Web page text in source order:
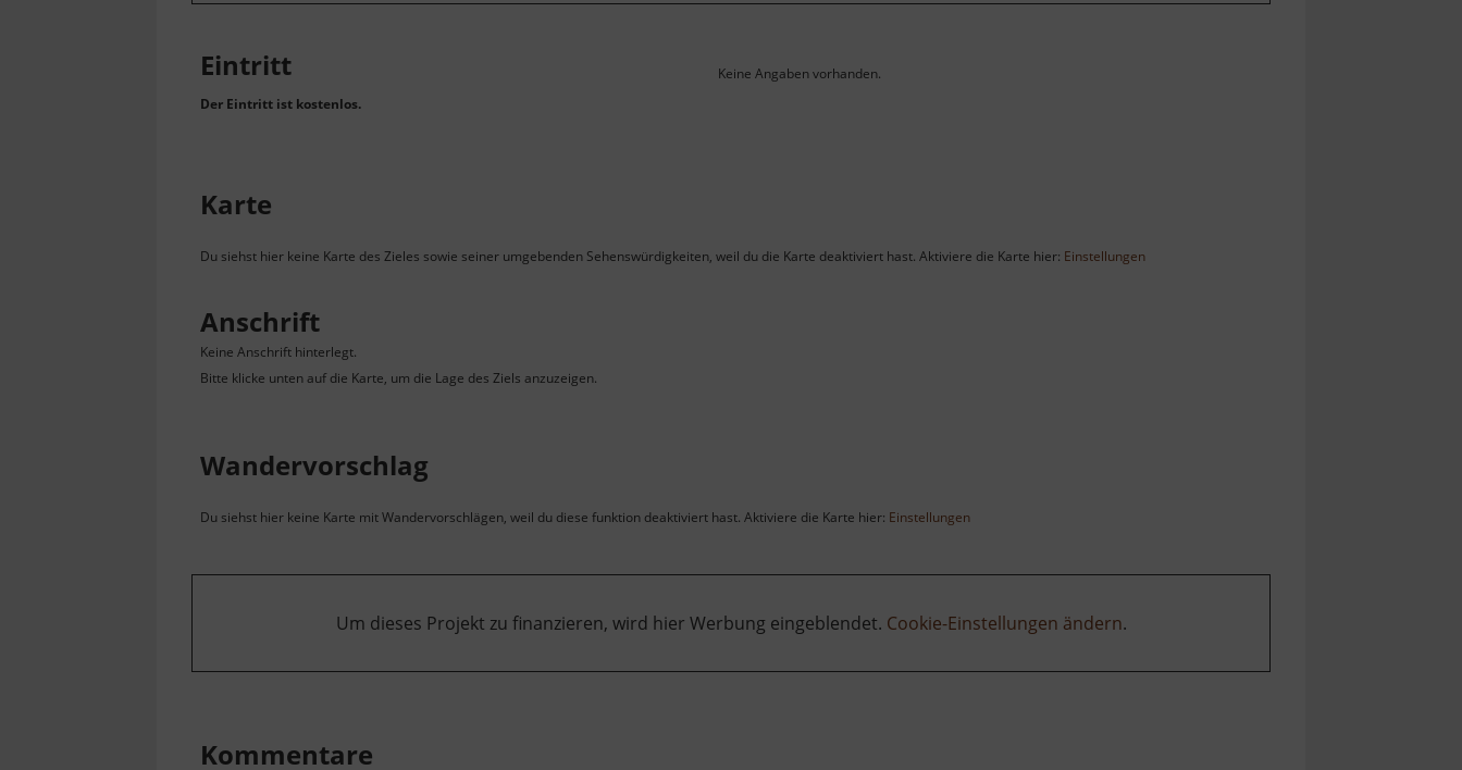
Eintritt
Der Eintritt ist kostenlos.
Keine Angaben vorhanden.
Karte
Du siehst hier keine Karte des Zieles sowie seiner umgebenden Sehenswürdigkeiten, weil du die Karte deaktiviert hast. Aktiviere die Karte hier: Einstellungen
Anschrift
Keine Anschrift hinterlegt.
Bitte klicke unten auf die Karte, um die Lage des Ziels anzuzeigen.
Wandervorschlag
Du siehst hier keine Karte mit Wandervorschlägen, weil du diese funktion deaktiviert hast. Aktiviere die Karte hier: Einstellungen
Um dieses Projekt zu finanzieren, wird hier Werbung eingeblendet. Cookie-Einstellungen ändern.
Kommentare